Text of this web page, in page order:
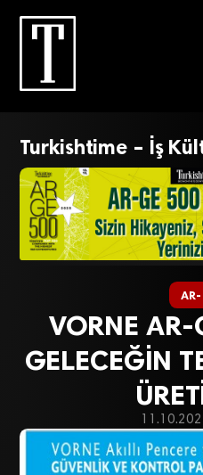
Turkishtime – İş
VORNE AR-
GELECEĞİN